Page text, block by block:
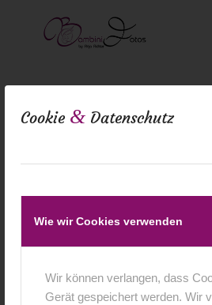
Cookie & Datenschutz
Wie wir Cookies verwenden
Wir können verlangen, dass
Gerät gespeichert werden. Wir
0
Hinterlasse einen